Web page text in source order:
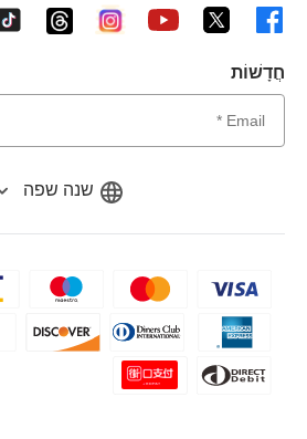
שנה שפה
חֲדָשׁוֹת